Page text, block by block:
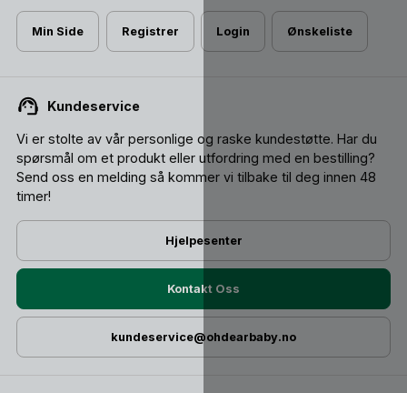
Min Side Registrer Login Ønskeliste
Kundeservice
Vi er stolte av vår personlige og raske kundestøtte. Har du
spørsmål om et produkt eller utfordring med en bestilling?
Send oss ​​en melding så kommer vi tilbake til deg innen 48
timer!
Hjelpesenter
Kontakt Oss
kundeservice@ohdearbaby.no